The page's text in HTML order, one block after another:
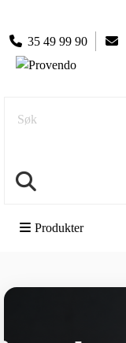
35 49 99 90
Søk
Produkter